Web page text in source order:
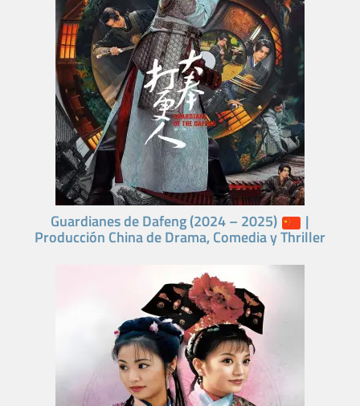
Guardianes de Dafeng (2024 – 2025) |
Producción China de Drama, Comedia y Thriller